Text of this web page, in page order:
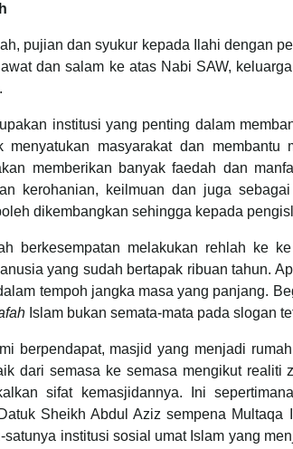
pujian dan syukur kepada Ilahi dengan
dan salam ke atas Nabi SAW,
institusi yang penting dalam
menyatukan masyarakat dan membantu
memberikan banyak faedah dan
kerohanian, keilmuan dan juga
dikembangkan sehingga kepada
berkesempatan melakukan rehlah ke
yang sudah bertapak ribuan tahun.
tempoh jangka masa yang panjang.
Islam bukan semata-mata pada slogan
berpendapat, masjid yang menjadi
dari semasa ke semasa mengikut realiti
sifat kemasjidannya. Ini
Sheikh Abdul Aziz sempena Multaqa
satunya institusi sosial umat Islam yang